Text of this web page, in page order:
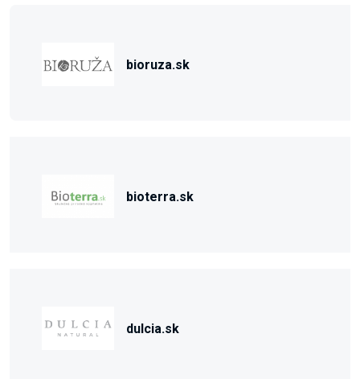
bioruza.sk
bioterra.sk
dulcia.sk